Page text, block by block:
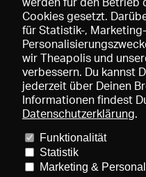
Preise und
Mediadaten
Über uns
Cookies gesetzt.
für Statistik-,
wir Theapolis und
verbessern. Du kannst
jederzeit über Deinen
Informationen findest
Datenschutzerklärung.
Funktionalität
Statistik
Marketing &